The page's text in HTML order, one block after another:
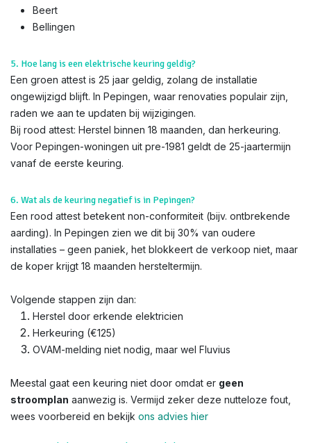
Beert
Bellingen
5. Hoe lang is een elektrische keuring geldig?
Een groen attest is 25 jaar geldig, zolang de installatie
ongewijzigd blijft. In Pepingen, waar renovaties populair zijn,
raden we aan te updaten bij wijzigingen.
Bij rood attest: Herstel binnen 18 maanden, dan herkeuring.
Voor Pepingen-woningen uit pre-1981 geldt de 25-jaartermijn
vanaf de eerste keuring.
6. Wat als de keuring negatief is in Pepingen?
Een rood attest betekent non-conformiteit (bijv. ontbrekende
aarding). In Pepingen zien we dit bij 30% van oudere
installaties – geen paniek, het blokkeert de verkoop niet, maar
de koper krijgt 18 maanden hersteltermijn.
Volgende stappen zijn dan:
Herstel door erkende elektricien
Herkeuring (€125)
OVAM-melding niet nodig, maar wel Fluvius
Meestal gaat een keuring niet door omdat er geen
stroomplan aanwezig is. Vermijd zeker deze nutteloze fout,
wees voorbereid en bekijk ons advies hier